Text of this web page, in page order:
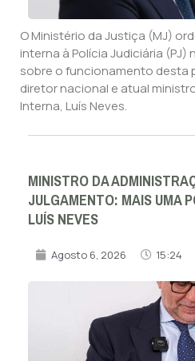
O Ministério da Justiça (MJ)
interna à Polícia Judiciária
sobre o funcionamento desta
diretor nacional e atual
Interna, Luís Neves.
MINISTRO DA
JULGAMENTO: MAIS UMA
LUÍS NEVES
Agosto 6, 2026 15:24